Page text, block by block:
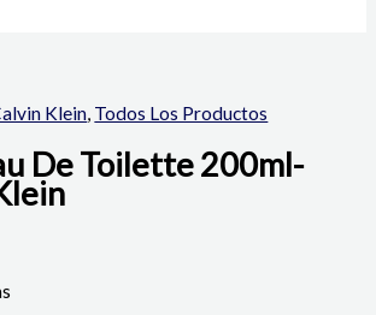
Klein, Todos Los Productos
De Toilette 200ml-